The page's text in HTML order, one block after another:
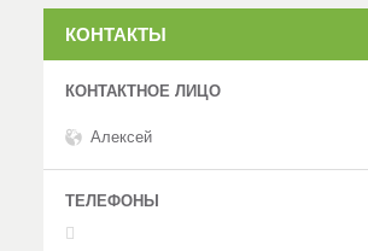
КОНТАКТЫ
Алексей